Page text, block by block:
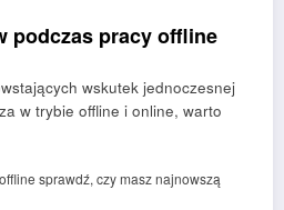
podczas pracy offline
wskutek jednoczesnej
w trybie offline i online, warto
sprawdź, czy masz najnowszą